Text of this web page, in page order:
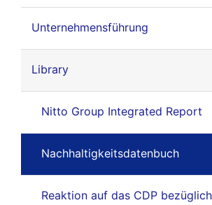
Unternehmensführung
Library
Nitto Group Integrated Report
Nachhaltigkeitsdatenbuch
Reaktion auf das CDP bezüglich